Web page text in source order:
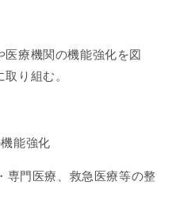
療機関の機能強化を図
り組む。
能強化
専門医療、救急医療等の整